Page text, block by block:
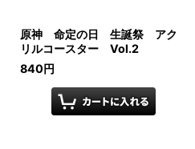
原神 命定の日 生誕祭 アク
リルコースター Vol.2
840円